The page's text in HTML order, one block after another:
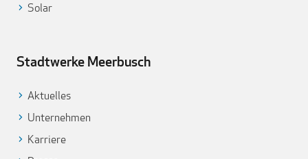
Solar
Stadtwerke Meerbusch
Aktuelles
Unternehmen
Karriere